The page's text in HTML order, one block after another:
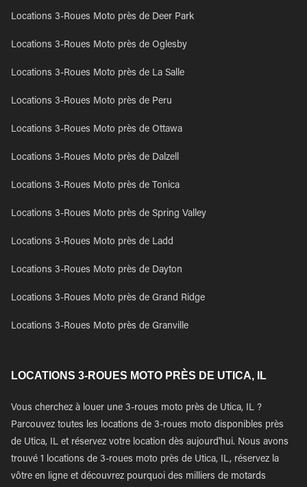
Locations 3-Roues Moto près de Deer Park
Locations 3-Roues Moto près de Oglesby
Locations 3-Roues Moto près de La Salle
Locations 3-Roues Moto près de Peru
Locations 3-Roues Moto près de Ottawa
Locations 3-Roues Moto près de Dalzell
Locations 3-Roues Moto près de Tonica
Locations 3-Roues Moto près de Spring Valley
Locations 3-Roues Moto près de Ladd
Locations 3-Roues Moto près de Dayton
Locations 3-Roues Moto près de Grand Ridge
Locations 3-Roues Moto près de Granville
LOCATIONS 3-ROUES MOTO PRÈS DE UTICA, IL
Vous cherchez à louer une 3-roues moto près de Utica, IL ?
Parcouvez toutes les locations de 3-roues moto disponibles près
de Utica, IL et réservez votre location dès aujourd'hui. Nous avons
trouvé 1 locations de 3-roues moto près de Utica, IL, réservez la
vôtre en ligne et découvrez pourquoi des milliers de motards